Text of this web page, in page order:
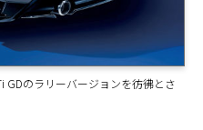
GDのラリーバージョンを彷彿とさ